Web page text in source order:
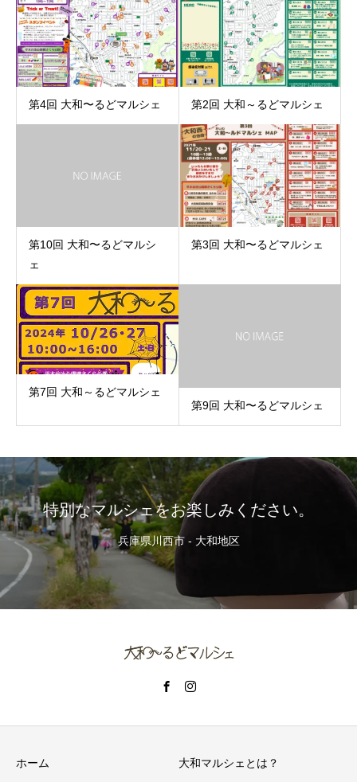
第4回 大和〜るどマルシェ 第2回 大和～るどマルシェ
第10回 大和〜るどマルシ
ェ
第3回 大和〜るどマルシェ
第7回 大和～るどマルシェ
第9回 大和〜るどマルシェ
特別なマルシェをお楽しみください。
兵庫県川西市 - 大和地区
ホーム 大和マルシェとは？